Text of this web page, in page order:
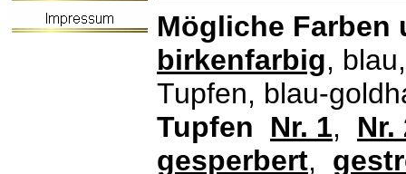
Mögliche Farben
birkenfarbig,
Tupfen, blau-
Tupfen
Nr. 1, Nr.
gesperbert,